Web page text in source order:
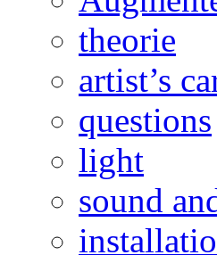
theorie
artist’s
questions
light
sound